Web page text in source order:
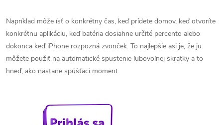
Napríklad môže ísť o konkrétny čas, keď prídete domov, keď otvoríte
konkrétnu aplikáciu, keď batéria dosiahne určité percento alebo
dokonca keď iPhone rozpozná zvonček. To najlepšie asi je, že ju
môžete použiť na automatické spustenie ľubovoľnej skratky a to
hneď, ako nastane spúšťací moment.